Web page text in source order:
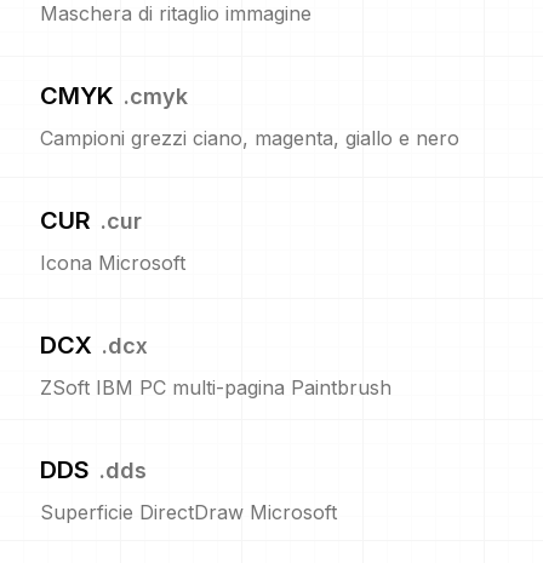
Maschera di ritaglio immagine
CMYK .cmyk
Campioni grezzi ciano, magenta, giallo e nero
CUR .cur
Icona Microsoft
DCX .dcx
ZSoft IBM PC multi-pagina Paintbrush
DDS .dds
Superficie DirectDraw Microsoft